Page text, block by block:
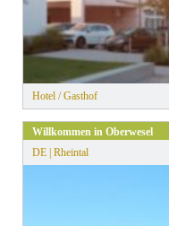
Hotel / Gasthof
Willkommen in Oberwesel
DE | Rheintal